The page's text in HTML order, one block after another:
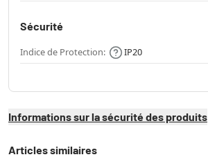
Sécurité
Indice de Protection: IP20
Informations sur la sécurité des produits
Articles similaires